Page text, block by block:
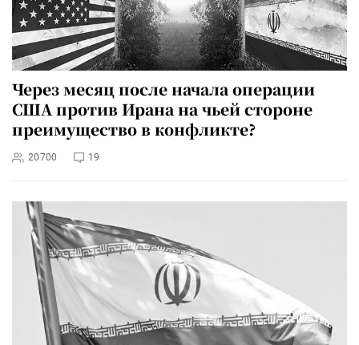
Через месяц после начала операции
США против Ирана на чьей стороне
преимущество в конфликте?
20700 19